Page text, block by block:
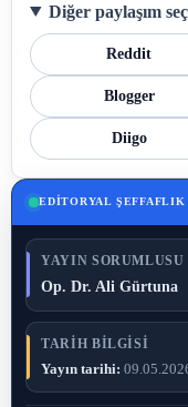
Diğer paylaşım
Reddit
Blogger
Diigo
EDITORYAL ŞEFFAFLIK
YAYIN SORUMLUSU
Op. Dr. Ali Gürtuna
TARIH BILGISI
Yayın tarihi: